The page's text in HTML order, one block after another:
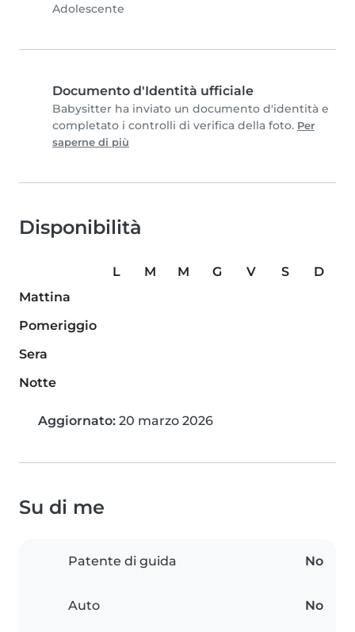
Adolescente
Documento d'Identità ufficiale
Babysitter ha inviato un documento d'identità e
completato i controlli di verifica della foto. Per
saperne di più
Disponibilità
L M M G V S
D
Mattina
Pomeriggio
Sera
Notte
Aggiornato: 20 marzo 2026
Su di me
Patente di guida No
Auto No